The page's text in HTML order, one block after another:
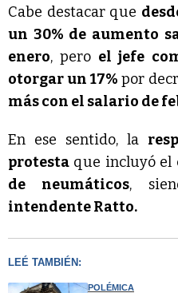
Cabe destacar que
un 30% de aumento
enero, pero el jefe
otorgar un 17% por
más con el salario de
En ese sentido, la
protesta que incluyó el
de neumáticos,
intendente Ratto.
LEÉ TAMBIÉN:
POLÉMICA